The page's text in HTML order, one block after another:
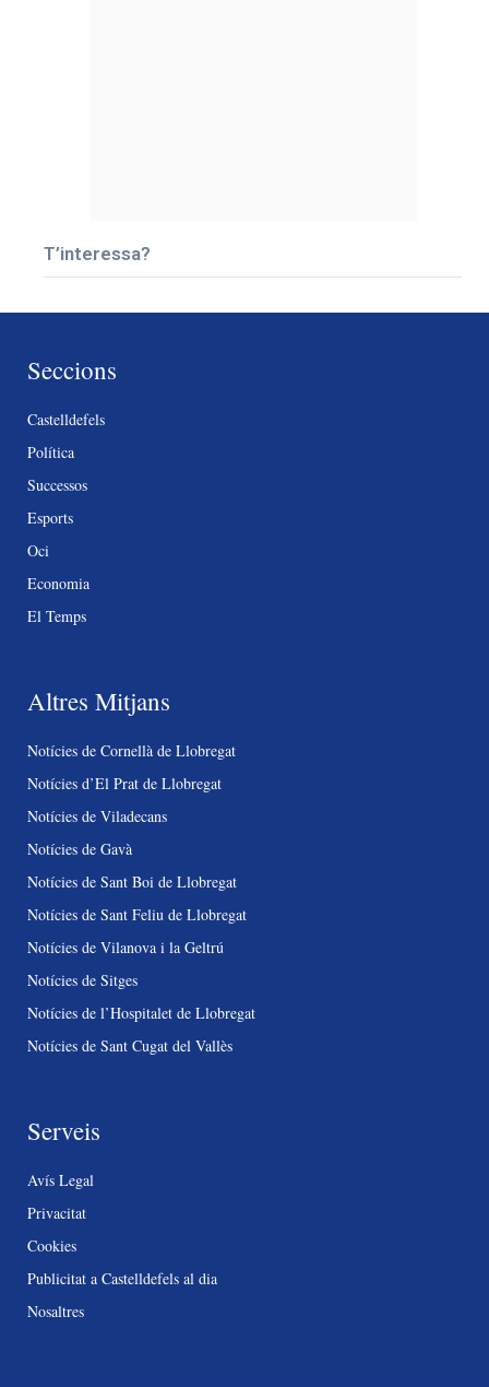
T’interessa?
Seccions
Castelldefels
Política
Successos
Esports
Oci
Economia
El Temps
Altres Mitjans
Notícies de Cornellà de Llobregat
Notícies d’El Prat de Llobregat
Notícies de Viladecans
Notícies de Gavà
Notícies de Sant Boi de Llobregat
Notícies de Sant Feliu de Llobregat
Notícies de Vilanova i la Geltrú
Notícies de Sitges
Notícies de l’Hospitalet de Llobregat
Notícies de Sant Cugat del Vallès
Serveis
Avís Legal
Privacitat
Cookies
Publicitat a Castelldefels al dia
Nosaltres